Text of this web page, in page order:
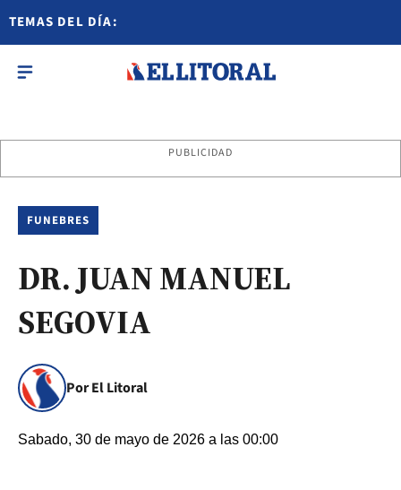
TEMAS DEL DÍA:
PUBLICIDAD
FUNEBRES
DR. JUAN MANUEL
SEGOVIA
Por El Litoral
Sabado, 30 de mayo de 2026 a las 00:00